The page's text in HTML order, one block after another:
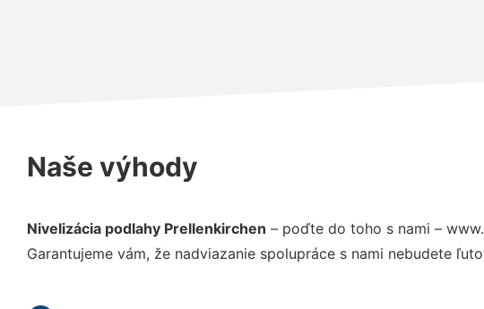
Naše výhody
Nivelizácia podlahy Prellenkirchen – poďte do toho s nami –
Garantujeme vám, že nadviazanie spolupráce s nami nebudete